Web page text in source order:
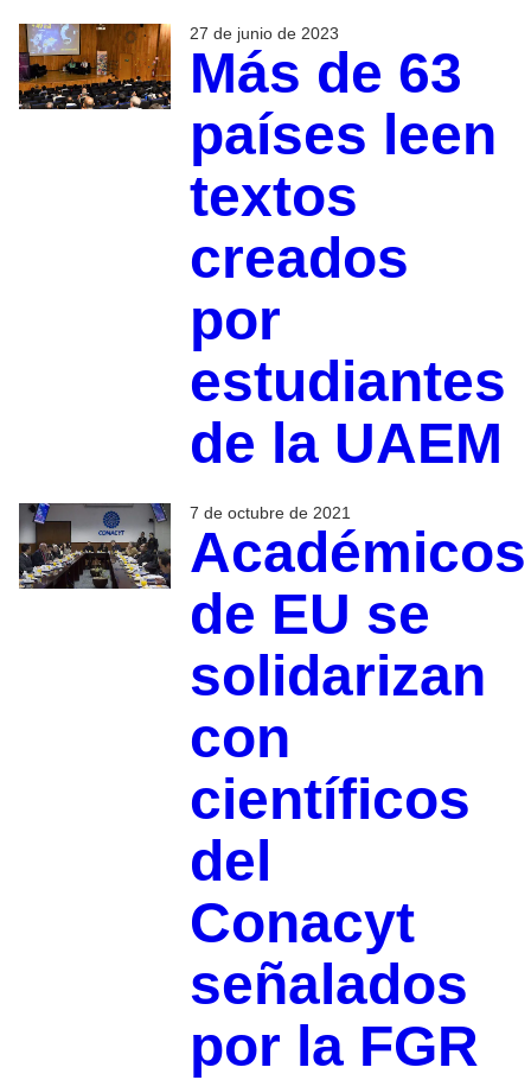
27 de junio de 2023
Más de 63
países leen
textos
creados
por
estudiantes
de la UAEM
7 de octubre de 2021
Académicos
de EU se
solidarizan
con
científicos
del
Conacyt
señalados
por la FGR